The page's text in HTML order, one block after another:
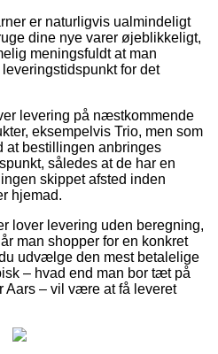
er naturligvis ualmindeligt
dine nye varer øjeblikkeligt,
meningsfuldt at man
for det
levering på næstkommende
eksempelvis Trio, men som
at bestillingen anbringes
således at de har en
skippet afsted inden
hjemad.
lover levering uden beregning,
man shopper for en konkret
udvælge den mest betalelige
– hvad end man bor tæt på
Aars – vil være at få leveret